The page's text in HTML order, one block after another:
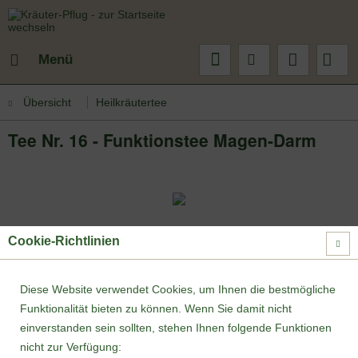
Menü
Übersicht Heilkräutertee
Tee Nr. 16 - Funktionstee Magen-Darm
Cookie-Richtlinien
Diese Website verwendet Cookies, um Ihnen die bestmögliche
Funktionalität bieten zu können. Wenn Sie damit nicht
einverstanden sein sollten, stehen Ihnen folgende Funktionen
nicht zur Verfügung: